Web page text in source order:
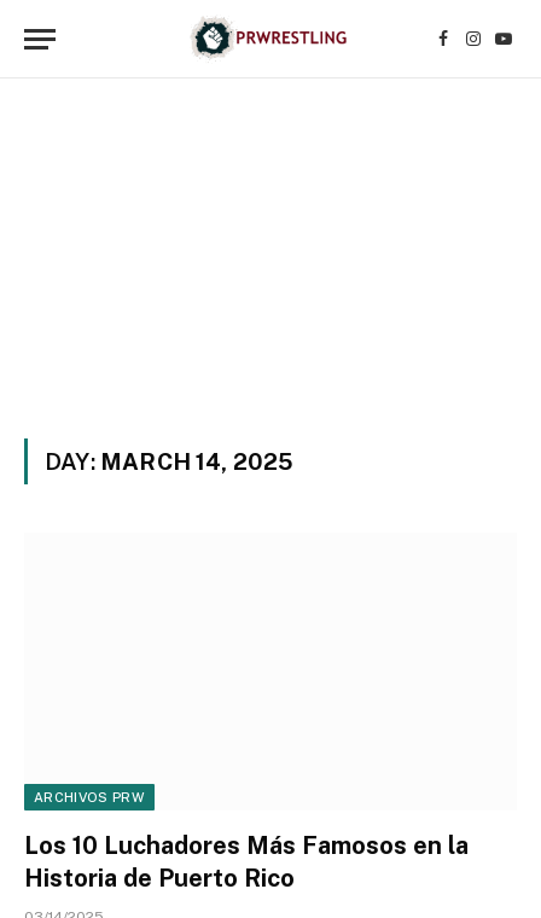
Facebook
DAY: MARCH 14, 2025
ARCHIVOS PRW
Los 10 Luchadores Más Famosos en la
Historia de Puerto Rico